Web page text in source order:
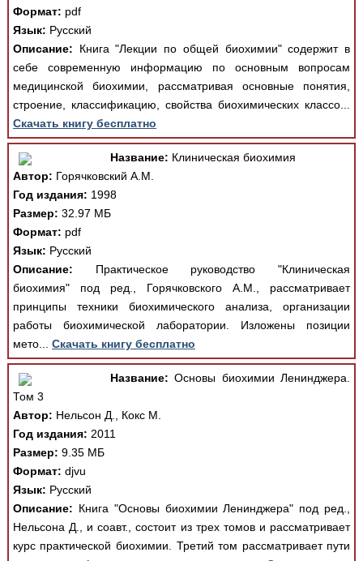
Формат: pdf
Язык: Русский
Описание: Книга "Лекции по общей биохимии" содержит в
себе современную информацию по основным вопросам
медицинской биохимии, рассматривая основные понятия,
строение, классификацию, свойства биохимических классо...
Скачать книгу бесплатно
Название: Клиническая биохимия
Автор: Горячковский А.М.
Год издания: 1998
Размер: 32.97 МБ
Формат: pdf
Язык: Русский
Описание: Практическое руководство "Клиническая
биохимия" под ред., Горячковского А.М., рассматривает
принципы техники биохимического анализа, организации
работы биохимической лаборатории. Изложены позиции
мето... Скачать книгу бесплатно
Название: Основы биохимии Ленинджера.
Том 3
Автор: Нельсон Д., Кокс М.
Год издания: 2011
Размер: 9.35 МБ
Формат: djvu
Язык: Русский
Описание: Книга "Основы биохимии Ленинджера" под ред.,
Нельсона Д., и соавт., состоит из трех томов и рассматривает
курс практической биохимии. Третий том рассматривает пути